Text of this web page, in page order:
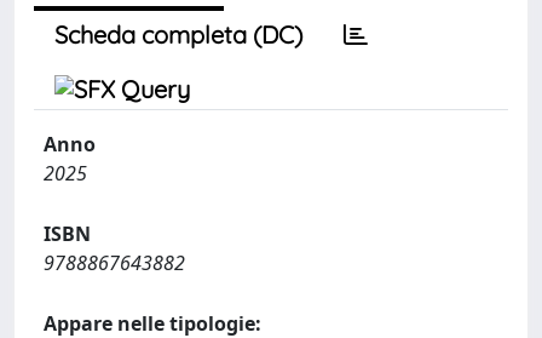
Scheda completa (DC)
Anno
2025
ISBN
9788867643882
Appare nelle tipologie: